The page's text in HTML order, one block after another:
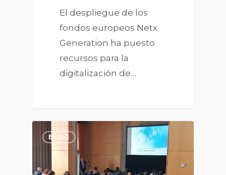
El despliegue de los
fondos europeos Netx
Generation ha puesto
recursos para la
digitalización de…
BLOG
0